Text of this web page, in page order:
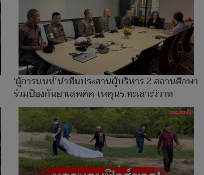
‘ผู้การนนท์’นำทีมประสานผู้บริหาร 2 สถานศึกษา
ร่วมป้องกันยาเสพติด-เหตุนร.ทะเลาะวิวาท